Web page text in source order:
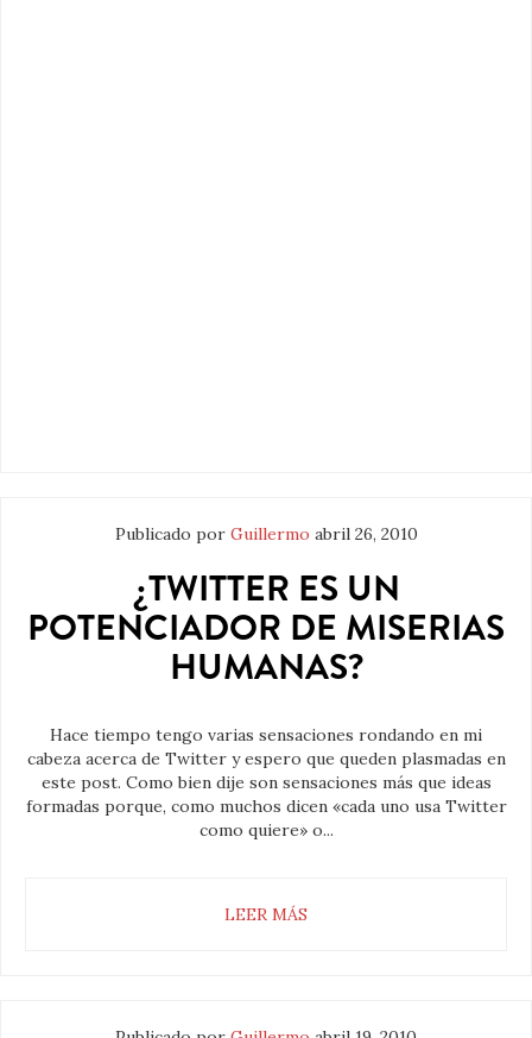
Publicado por Guillermo abril 26, 2010
¿TWITTER ES UN
POTENCIADOR DE MISERIAS
HUMANAS?
Hace tiempo tengo varias sensaciones rondando en mi
cabeza acerca de Twitter y espero que queden plasmadas en
este post. Como bien dije son sensaciones más que ideas
formadas porque, como muchos dicen «cada uno usa Twitter
como quiere» o...
LEER MÁS